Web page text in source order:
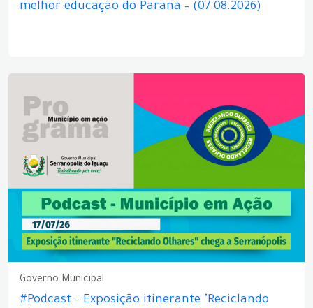
melhor educação do Paraná – (07.08.2026)
Governo Municipal
#Podcast – Exposição itinerante "Reciclando